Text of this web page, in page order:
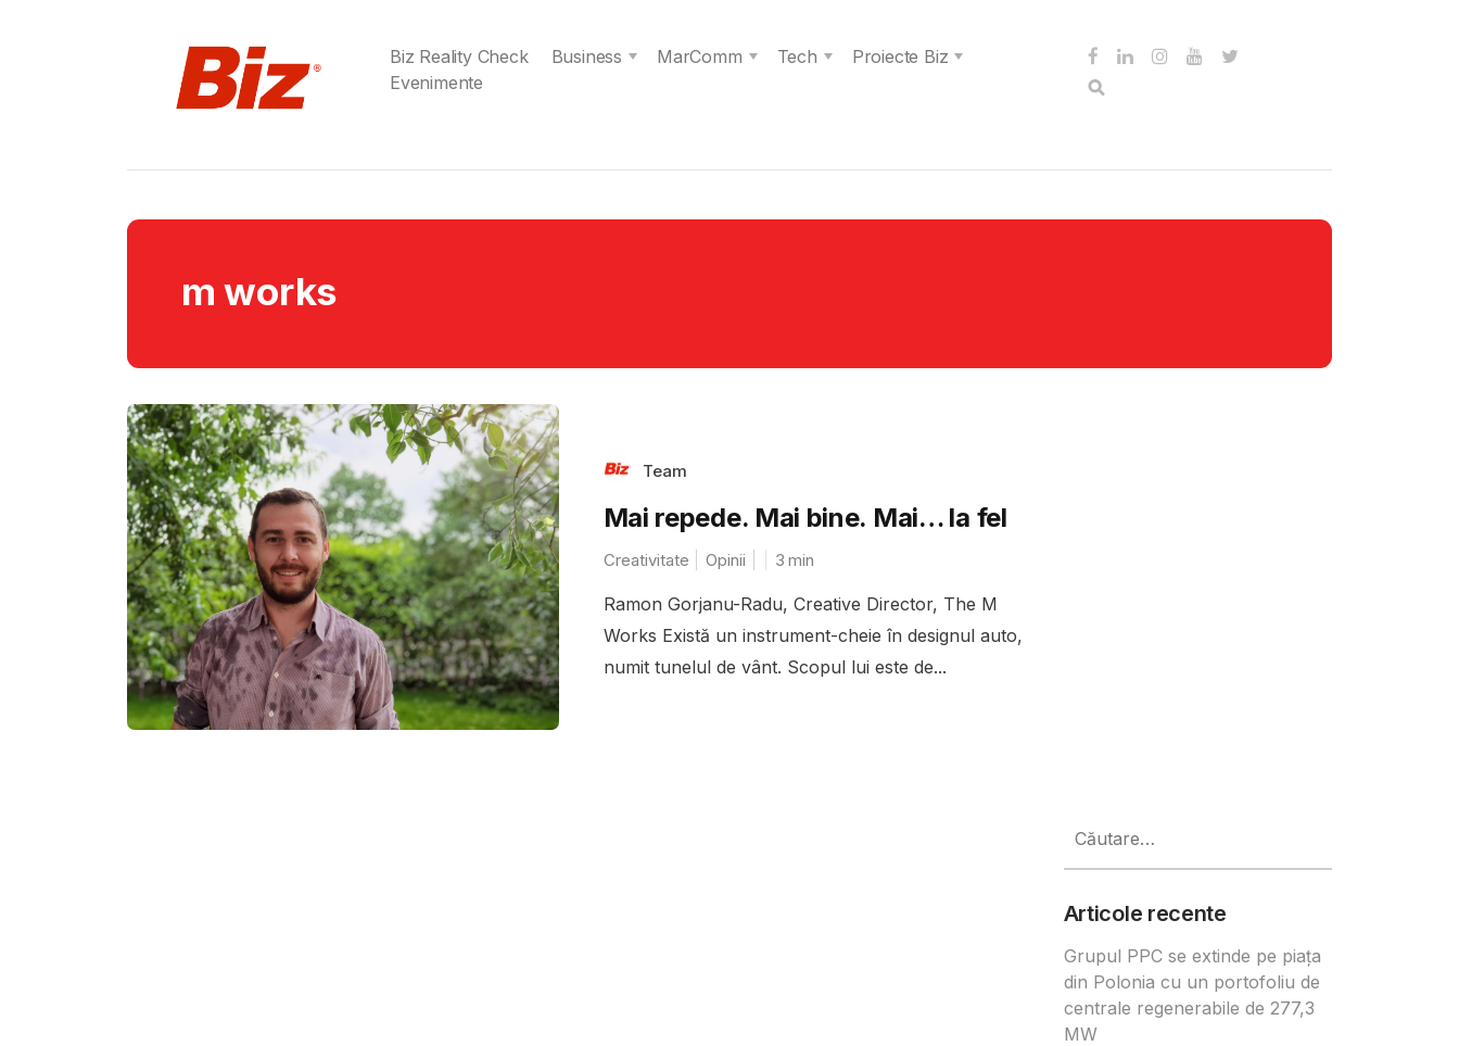
Biz Reality Check Business MarComm Tech
Proiecte Biz
Evenimente
m works
Team
Mai repede. Mai bine. Mai… la fel
Creativitate Opinii 3 min
Ramon Gorjanu-Radu, Creative Director, The M
Works Există un instrument-cheie în designul auto,
numit tunelul de vânt. Scopul lui este de...
după:
Articole recente
Grupul PPC se extinde pe piața
din Polonia cu un portofoliu de
centrale regenerabile de 277,3
MW